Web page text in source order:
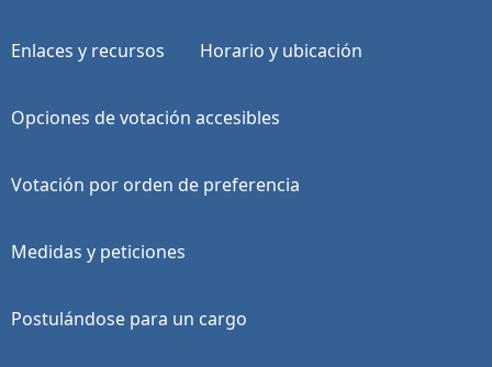
Enlaces y recursos Horario y ubicación
Opciones de votación accesibles
Votación por orden de preferencia
Medidas y peticiones
Postulándose para un cargo